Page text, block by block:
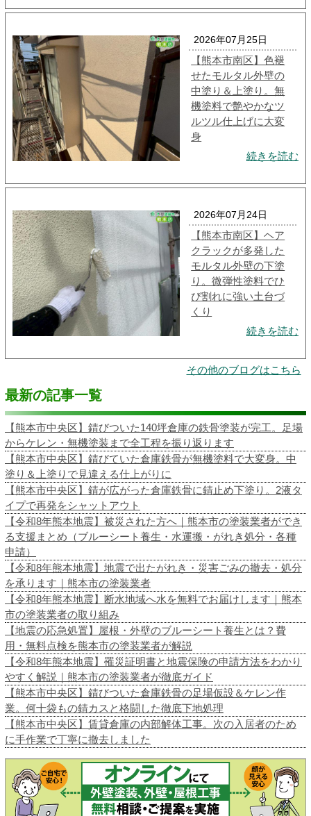
2026年07月25日
【熊本市南区】色褪
せたモルタル外壁の
中塗り＆上塗り。無
機塗料で艶やかなツ
ルツル仕上げに大変
身
続きを読む
2026年07月24日
【熊本市南区】ヘア
クラックが多発した
モルタル外壁の下塗
り。微弾性塗料でひ
び割れに強い土台づ
くり
続きを読む
その他のブログはこちら
最新の記事一覧
【熊本市中央区】錆びついた140坪倉庫の鉄骨塗装が完工。足場
からケレン・無機塗装まで全工程を振り返ります
【熊本市中央区】錆びていた倉庫鉄骨が無機塗料で大変身。中
塗り＆上塗りで見違える仕上がりに
【熊本市中央区】錆が広がった倉庫鉄骨に錆止め下塗り。2液タ
イプで再発をシャットアウト
【令和8年熊本地震】被災された方へ｜熊本市の塗装業者ができ
る支援まとめ（ブルーシート養生・水運搬・がれき処分・各種
申請）
【令和8年熊本地震】地震で出たがれき・災害ごみの撤去・処分
を承ります｜熊本市の塗装業者
【令和8年熊本地震】断水地域へ水を無料でお届けします｜熊本
市の塗装業者の取り組み
【地震の応急処置】屋根・外壁のブルーシート養生とは？費
用・無料点検を熊本市の塗装業者が解説
【令和8年熊本地震】罹災証明書と地震保険の申請方法をわかり
やすく解説｜熊本市の塗装業者が徹底ガイド
【熊本市中央区】錆びついた倉庫鉄骨の足場仮設＆ケレン作
業。何十袋もの錆カスと格闘した徹底下地処理
【熊本市中央区】賃貸倉庫の内部解体工事。次の入居者のため
に手作業で丁寧に撤去しました